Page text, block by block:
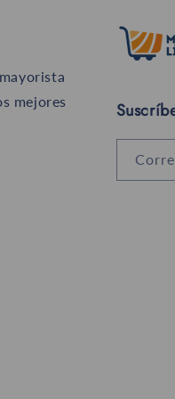
mejores